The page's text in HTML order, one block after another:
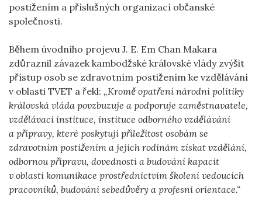
postižením a příslušných organizací občanské
společnosti.
Během úvodního projevu J. E. Em Chan Makara
zdůraznil závazek kambodžské královské vlády zvýšit
přístup osob se zdravotním postižením ke vzdělávání
v oblasti TVET a řekl: „Kromě opatření národní politiky
královská vláda povzbuzuje a podporuje zaměstnavatele,
vzdělávací instituce, instituce odborného vzdělávání
a přípravy, které poskytují příležitost osobám se
zdravotním postižením a jejich rodinám získat vzdělání,
odbornou přípravu, dovednosti a budování kapacit
v oblasti komunikace prostřednictvím školení vedoucích
pracovníků, budování sebedůvěry a profesní orientace.“